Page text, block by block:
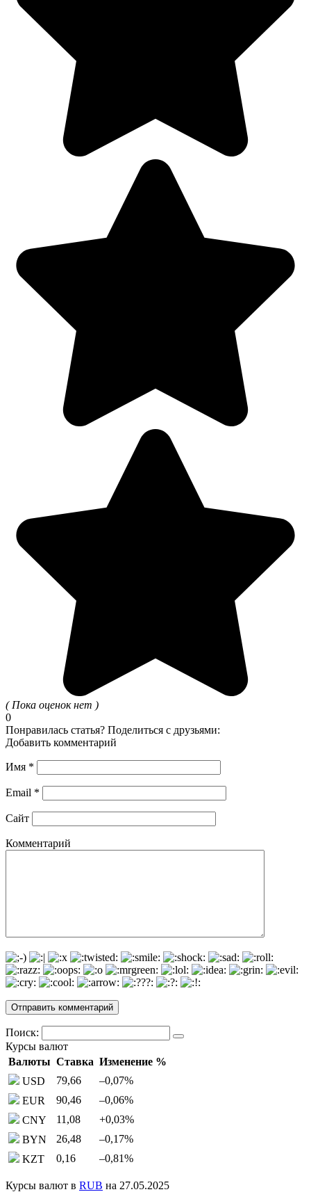
( Пока оценок нет )
0
Понравилась статья? Поделиться с друзьями:
Добавить комментарий
Имя *
Email *
Сайт
Комментарий
Поиск:
Курсы валют
Валюты Ставка Изменение %
USD
79,66 –0,07%
EUR
90,46 –0,06%
CNY
11,08 +0,03%
BYN
26,48 –0,17%
KZT
0,16 –0,81%
Курсы валют в RUB на 27.05.2025